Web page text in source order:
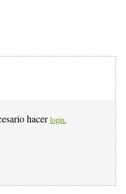
hacer login.